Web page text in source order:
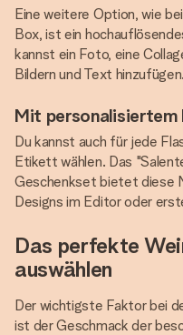
Eine weitere Option, wie
Box, ist ein
kannst ein Foto, eine
Bildern und Text hinzufügen.
Mit
Du kannst auch für jede
Etikett wählen. Das
Geschenkset bietet diese
Designs im Editor oder
Das perfekte
auswählen
Der wichtigste Faktor bei
ist der Geschmack der